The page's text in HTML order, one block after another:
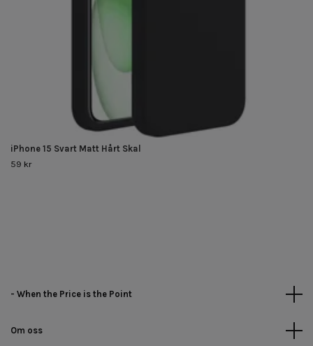
iPhone 15 Svart Matt Hårt Skal
59 kr
- When the Price is the Point
Om oss